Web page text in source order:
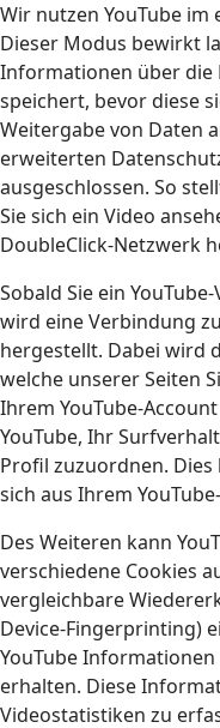
Wir nutzen YouTube
Dieser Modus bewirkt
Informationen über die
speichert, bevor diese
Weitergabe von Daten
erweiterten
ausgeschlossen. So
Sie sich ein Video
DoubleClick-Netzwerk
Sobald Sie ein
wird eine Verbindung
hergestellt. Dabei wird
welche unserer Seiten
Ihrem YouTube-
YouTube, Ihr
Profil zuzuordnen.
sich aus Ihrem
Des Weiteren kann
verschiedene Cookies
vergleichbare
Device-Fingerprinting)
YouTube
erhalten. Diese
Videostatistiken zu